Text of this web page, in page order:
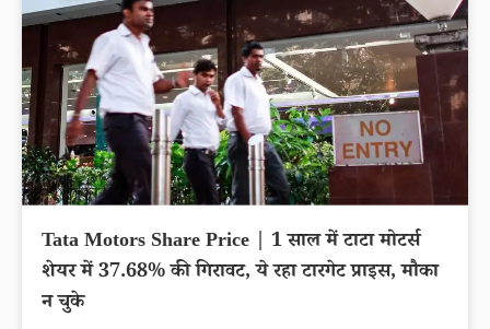
Tata Motors Share Price | 1 साल में टाटा मोटर्स
शेयर में 37.68% की गिरावट, ये रहा टारगेट प्राइस, मौका
न चुके